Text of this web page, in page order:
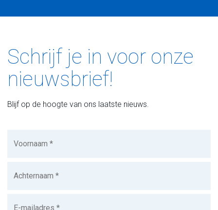
Schrijf je in voor onze
nieuwsbrief!
Blijf op de hoogte van ons laatste nieuws.
mailadres
(Vereist)